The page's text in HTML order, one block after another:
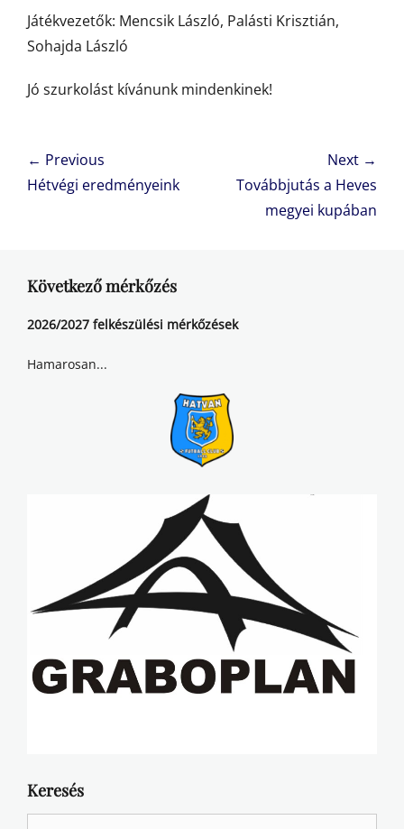
Játékvezetők: Mencsik László, Palásti Krisztián,
Sohajda László
Jó szurkolást kívánunk mindenkinek!
Bejegyzés
navigáció
← Previous
Previous
Hétvégi eredményeink
Next →
Továbbjutás a Heves
megyei kupában
Következő mérkőzés
2026/2027 felkészülési mérkőzések
Hamarosan...
Keresés